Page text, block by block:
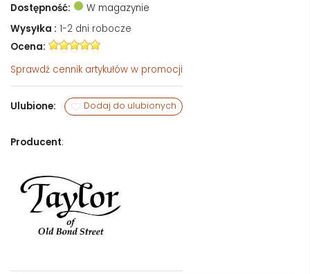
Dostępność:
W magazynie
Wysyłka : 1-2 dni robocze
Ocena:
Sprawdź cennik artykułów w promocji
Ulubione: Dodaj do ulubionych
Producent: